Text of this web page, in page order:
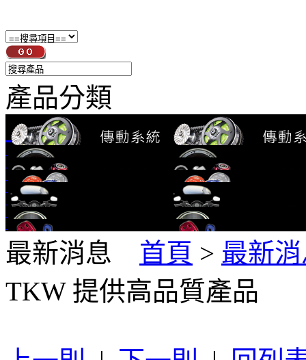
產品分類
最新消息 首頁 > 最新
TKW 提供高品質產品